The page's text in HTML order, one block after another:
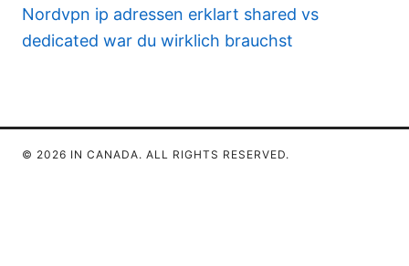
Nordvpn ip adressen erklart shared vs
dedicated war du wirklich brauchst
© 2026 IN CANADA. ALL RIGHTS RESERVED.